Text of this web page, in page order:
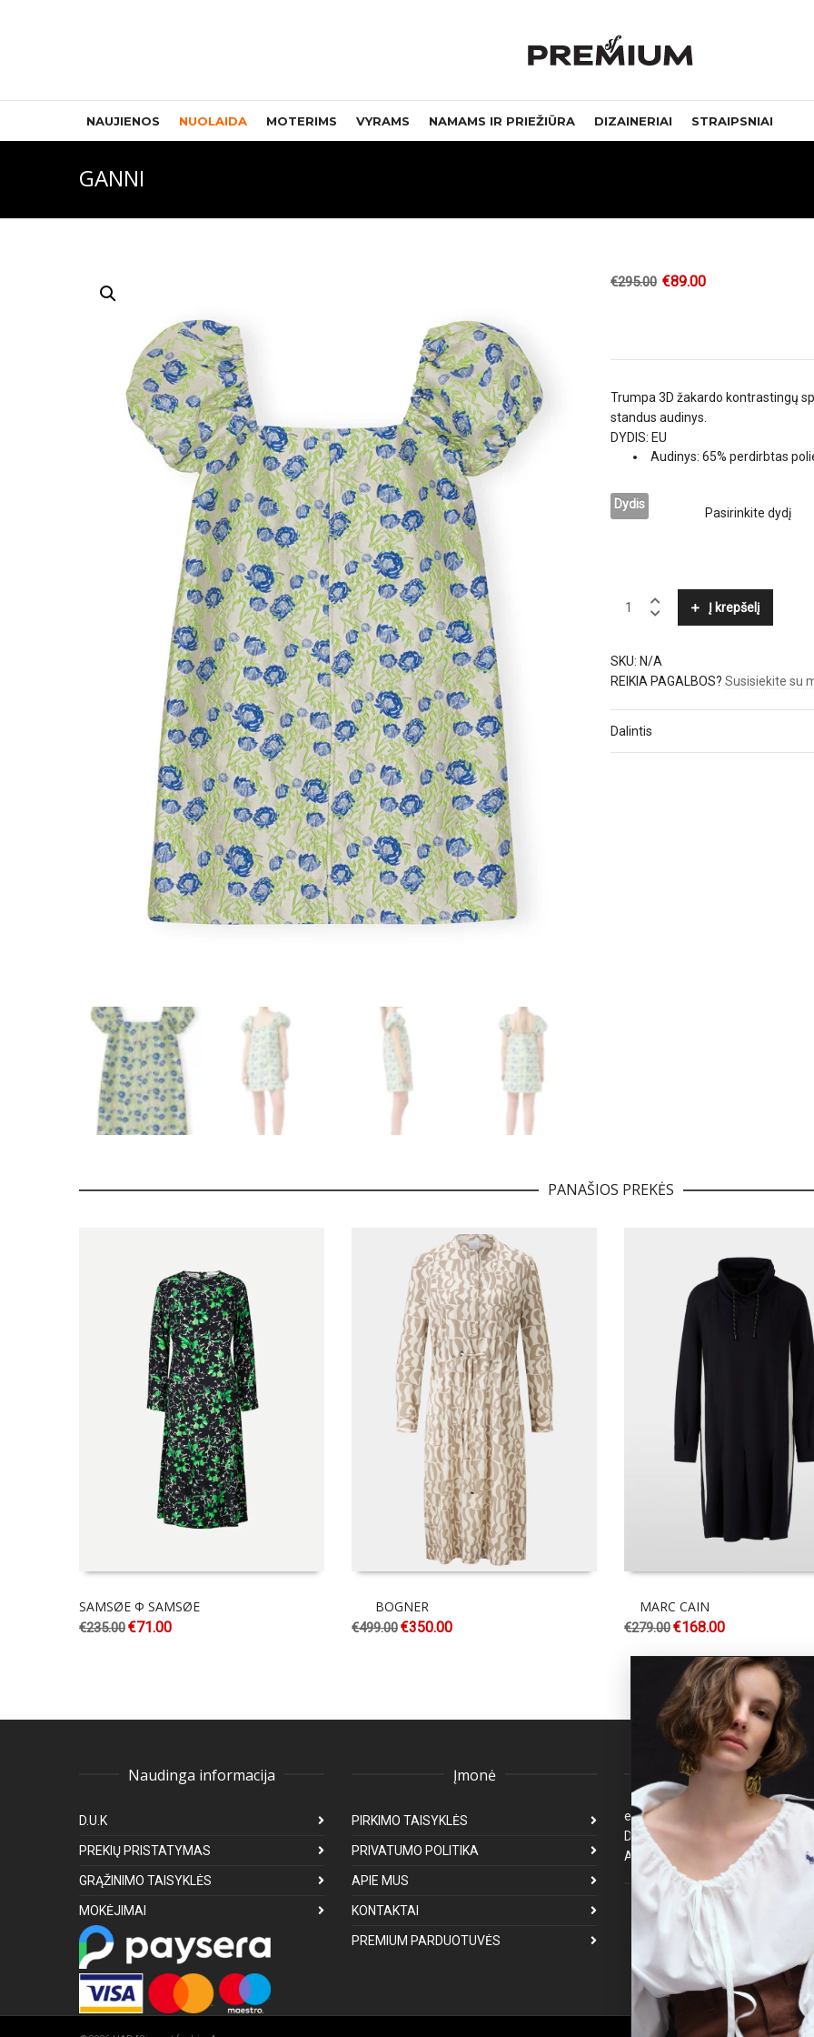
NAUJIENOS NUOLAIDA MOTERIMS VYRAMS NAMAMS IR PRIEŽIŪRA DIZAINERIAI STRAIPSNIAI
GANNI
€295.00 €89.00
Trumpa 3D žakardo kontrastingų
standus audinys.
DYDIS: EU
Audinys: 65% perdirbtas
Dydis
quantity
Į krepšelį
SKU: N/A
REIKIA PAGALBOS? Susisiekite su
Dalintis
PANAŠIOS PREKĖS
SAMSØE Φ SAMSØE
€235.00€71.00
BOGNER
€499.00€350.00
MARC CAIN
€279.00€168.00
Naudinga informacija
D.U.K
PREKIŲ PRISTATYMAS
GRĄŽINIMO TAISYKLĖS
MOKĖJIMAI
Įmonė
PIRKIMO TAISYKLĖS
PRIVATUMO POLITIKA
APIE MUS
KONTAKTAI
PREMIUM PARDUOTUVĖS
Klientų aptarnavimas
Darbo laikas: I-V 8:00-17:00
Atsakymas per 1-3 darbo dienas
Mus galite rasti